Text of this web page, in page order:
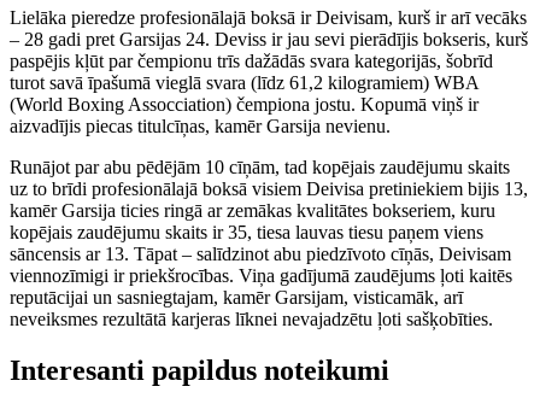
Lielāka pieredze profesionālajā boksā ir Deivisam, kurš ir arī vecāks
– 28 gadi pret Garsijas 24. Deviss ir jau sevi pierādījis bokseris, kurš
paspējis kļūt par čempionu trīs dažādās svara kategorijās, šobrīd
turot savā īpašumā vieglā svara (līdz 61,2 kilogramiem) WBA
(World Boxing Assocciation) čempiona jostu. Kopumā viņš ir
aizvadījis piecas titulcīņas, kamēr Garsija nevienu.
Runājot par abu pēdējām 10 cīņām, tad kopējais zaudējumu skaits
uz to brīdi profesionālajā boksā visiem Deivisa pretiniekiem bijis 13,
kamēr Garsija ticies ringā ar zemākas kvalitātes bokseriem, kuru
kopējais zaudējumu skaits ir 35, tiesa lauvas tiesu paņem viens
sāncensis ar 13. Tāpat – salīdzinot abu piedzīvoto cīņās, Deivisam
viennozīmigi ir priekšrocības. Viņa gadījumā zaudējums ļoti kaitēs
reputācijai un sasniegtajam, kamēr Garsijam, visticamāk, arī
neveiksmes rezultātā karjeras līknei nevajadzētu ļoti sašķobīties.
Interesanti papildus noteikumi